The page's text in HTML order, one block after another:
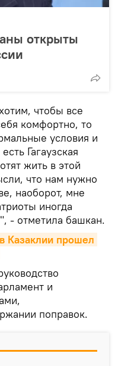
открыты
чтобы все
комфортно, то
условия и
Гагаузская
жить в этой
что нам нужно
наоборот, мне
иногда
- отметила башкан.
Казаклии прошел
и
поправок.